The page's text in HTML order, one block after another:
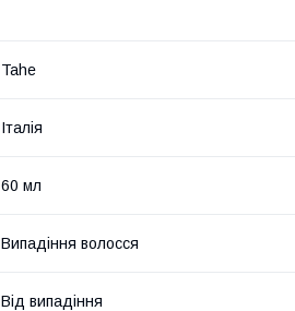
Tahe
Італія
60 мл
Випадіння волосся
Від випадіння